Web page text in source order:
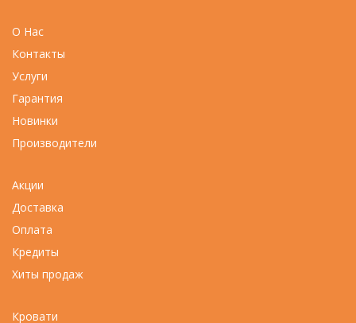
О Нас
Контакты
Услуги
Гарантия
Новинки
Производители
Акции
Доставка
Оплата
Кредиты
Хиты продаж
Кровати